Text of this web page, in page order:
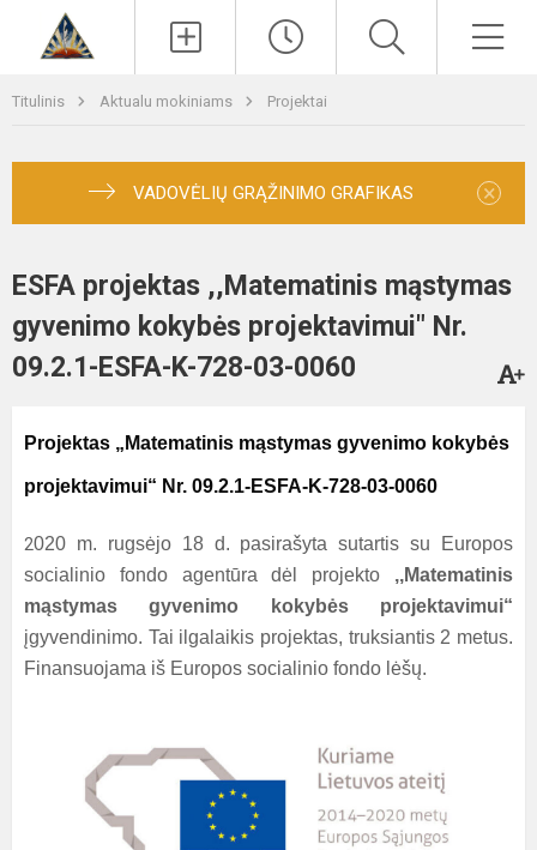
Titulinis Aktualu mokiniams Projektai
VADOVĖLIŲ GRĄŽINIMO GRAFIKAS ×
ESFA projektas ,,Matematinis mąstymas
gyvenimo kokybės projektavimui" Nr.
09.2.1-ESFA-K-728-03-0060
Projektas „Matematinis mąstymas gyvenimo kokybės
projektavimui“ Nr. 09.2.1-ESFA-K-728-03-0060
2020 m. rugsėjo 18 d. pasirašyta sutartis su Europos
socialinio fondo agentūra dėl projekto ,,Matematinis
mąstymas gyvenimo kokybės projektavimui“
įgyvendinimo. Tai ilgalaikis projektas, truksiantis 2 metus.
Finansuojama iš Europos socialinio fondo lėšų.